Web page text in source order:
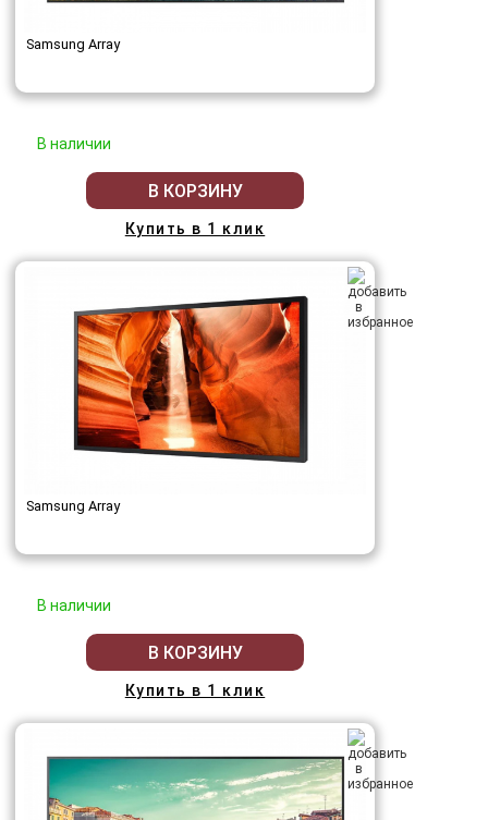
Samsung Array
В наличии
В КОРЗИНУ
Купить в 1 клик
Samsung Array
В наличии
В КОРЗИНУ
Купить в 1 клик